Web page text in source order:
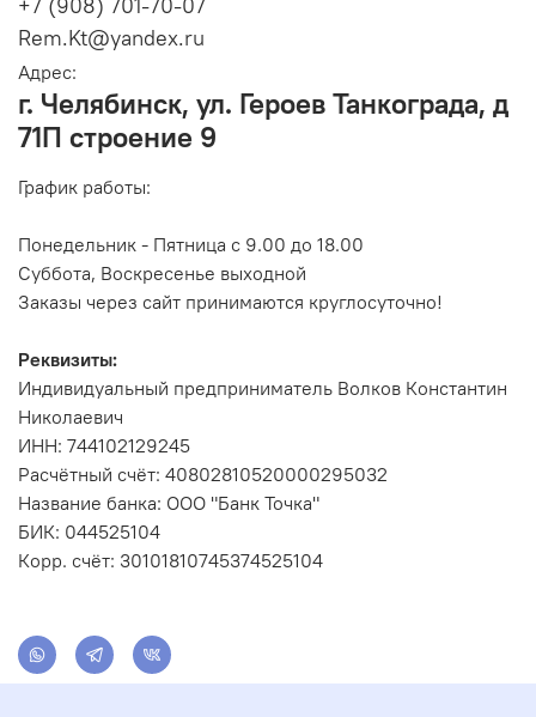
Rem.Kt@yandex.ru
Адрес:
г. Челябинск, ул. Героев Танкограда, д
71П строение 9
График работы:
Понедельник - Пятница с 9.00 до 18.00
Суббота, Воскресенье выходной
Заказы через сайт принимаются круглосуточно!
Реквизиты:
Индивидуальный предприниматель Волков Константин
Николаевич
ИНН: 744102129245
Расчётный счёт: 40802810520000295032
Название банка: ООО "Банк Точка"
БИК: 044525104
Корр. счёт: 30101810745374525104